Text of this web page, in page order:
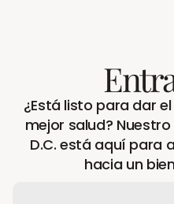
hable con nuestro
¿Está listo para dar
mejor salud?
D.C. está aquí para
hacia un